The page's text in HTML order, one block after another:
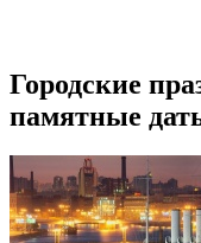
Городские
памятные